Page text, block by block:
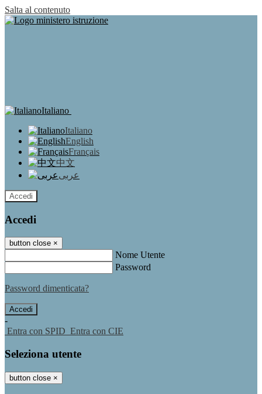
Salta al contenuto
Italiano
Italiano
English
Français
中文
عربى
Accedi
Accedi
button close ×
Nome Utente
Password
Password dimenticata?
-
Entra con SPID Entra con CIE
Seleziona utente
button close ×